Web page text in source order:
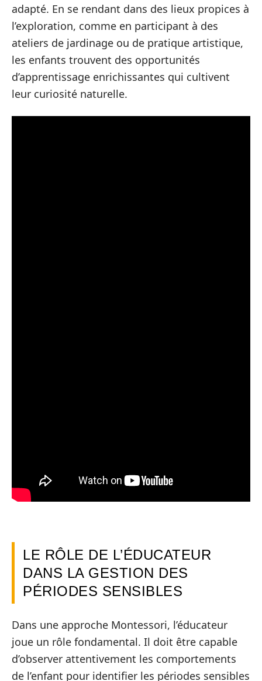
adapté. En se rendant dans des lieux propices à
l’exploration, comme en participant à des
ateliers de jardinage ou de pratique artistique,
les enfants trouvent des opportunités
d’apprentissage enrichissantes qui cultivent
leur curiosité naturelle.
LE RÔLE DE L’ÉDUCATEUR
DANS LA GESTION DES
PÉRIODES SENSIBLES
Dans une approche Montessori, l’éducateur
joue un rôle fondamental. Il doit être capable
d’observer attentivement les comportements
de l’enfant pour identifier les périodes sensibles